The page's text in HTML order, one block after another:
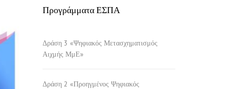
Προγράμματα ΕΣΠΑ
Δράση 3 «Ψηφιακός Μετασχηματισμός
Αιχμής ΜμΕ»
Δράση 2 «Προηγμένος Ψηφιακός